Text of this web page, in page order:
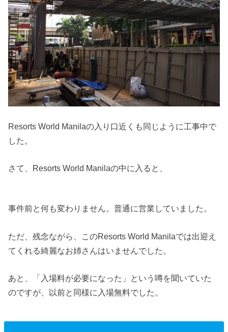
Resorts World Manilaの入り口近くも同じように工事中で
した。
さて、Resorts World Manilaの中に入ると、
事件前と何も変わりません。普通に営業していました。
ただ、残念ながら、このResorts World Manilaでは出迎え
てくれる綺麗なお姉さんはいませんでした。
あと、「入場料が必要になった」という噂を聞いていた
のですが、以前と同様に入場無料でした。